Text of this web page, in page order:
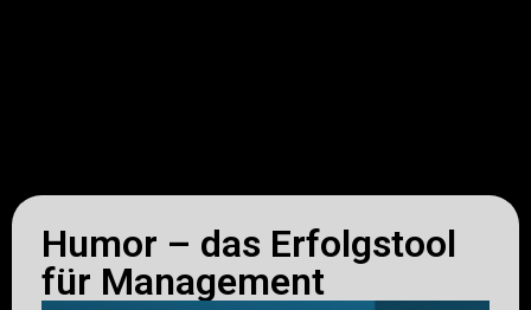
Humor – das Erfolgstool
für Management